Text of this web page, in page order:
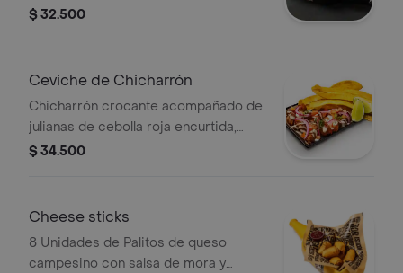
miel mostaza.
$ 32.500
Ceviche de Chicharrón
Chicharrón crocante acompañado de
julianas de cebolla roja encurtida,
limón, pimienta, tomate, cilantro,
$ 34.500
Cheese sticks
8 Unidades de Palitos de queso
campesino con salsa de mora y